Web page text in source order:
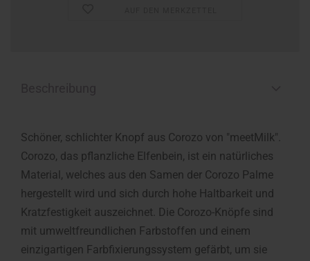
Schöner, schlichter Knopf aus Corozo von "meetMilk".
Corozo, das pflanzliche Elfenbein, ist ein natürliches
Material, welches aus den Samen der Corozo Palme
hergestellt wird und sich durch hohe Haltbarkeit und
Kratzfestigkeit auszeichnet. Die Corozo-Knöpfe sind
mit umweltfreundlichen Farbstoffen und einem
einzigartigen Farbfixierungssystem gefärbt, um sie